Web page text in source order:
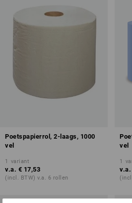
Poetspapierrol, 2-laags, 1000
vel
1 variant
v.a. € 17,53
(incl. BTW) v.a. 6 rollen
vel
1
v.a.